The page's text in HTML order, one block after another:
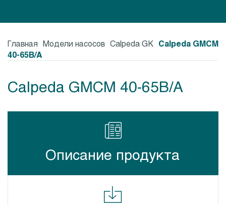
Главная Модели насосов Calpeda GK Calpeda GMCM
40-65B/A
Calpeda GMCM 40-65B/A
Описание продукта